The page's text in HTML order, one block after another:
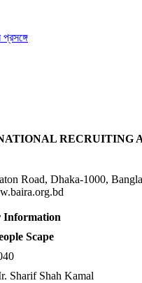
প্রসঙ্গে
RECRUITING
Road, Dhaka-1000,
Information
Scape
Sharif Shah Kamal